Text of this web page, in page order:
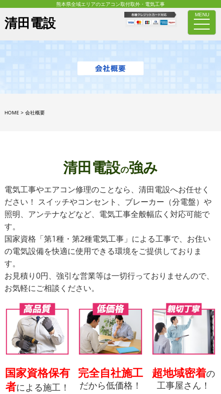
MENU
toggle
熊本県全域エリアのエアコン取付取外・電気工事
清田電設
HOME > 会社概要
清田電設の強み
電気工事やエアコン修理のことなら、清田電設へお任せく
ださい！ スイッチやコンセント、ブレーカー（分電盤）や
照明、アンテナなどなど、電気工事全般幅広く対応可能で
す。
国家資格「第1種・第2種電気工事」による工事で、お住い
の電気設備を快適に使用できる環境をご提供しておりま
す。
お見積り0円、強引な営業等は一切行っておりませんので、
お気軽にご相談ください。
国家資格保有
者による施工！
完全自社施工
だから低価格！
超地域密着の
工事屋さん！